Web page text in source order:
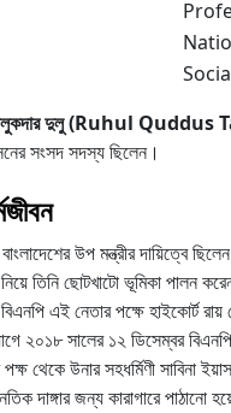
দুলু (Ruhul
সংসদ সদস্য ছিলেন।
উপ মন্ত্রীর দায়িত্বে
নিয়ে তিনি ছোটখাটো ভূমিকা পালন
এই নেতার পক্ষে হাইকোর্ট
২০১৮ সালের ১২ ডিসেম্বর
থেকে উনার সহধর্মিণী সাবিনা
দাঙ্গার জন্য কারাগারে পাঠানো